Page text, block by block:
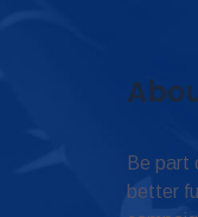
Be part
better